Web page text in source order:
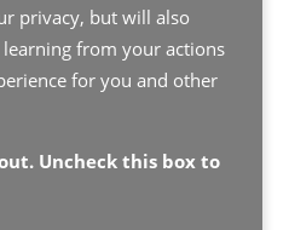
privacy, but will also
from your actions
for you and other
Uncheck this box to